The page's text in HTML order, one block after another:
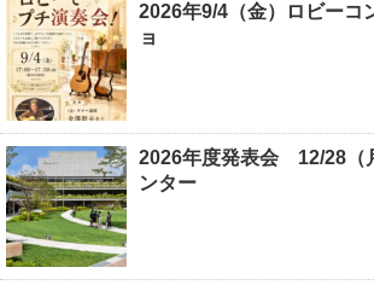
2026年9/4（金）ロビーコ
ョ
2026年度発表会 12/28（
ンター